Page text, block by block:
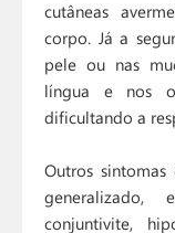
cutâneas
corpo. Já a
pele ou nas
língua e nos
dificultando a
Outros
generalizado,
conjuntivite,